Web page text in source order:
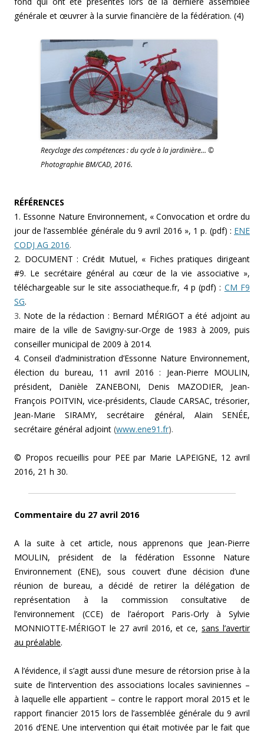
générale et œuvrer à la survie financière de la fédération. (4)
Recyclage des compétences : du cycle à la jardinière… ©
Photographie BM/CAD, 2016.
RÉFÉRENCES
1. Essonne Nature Environnement, « Convocation et ordre du
jour de l’assemblée générale du 9 avril 2016 », 1 p. (pdf) : ENE
CODJ AG 2016.
2. DOCUMENT : Crédit Mutuel, « Fiches pratiques dirigeant
#9. Le secrétaire général au cœur de la vie associative »,
téléchargeable sur le site associatheque.fr, 4 p (pdf) : CM F9
SG.
3. Note de la rédaction : Bernard MÉRIGOT a été adjoint au
maire de la ville de Savigny-sur-Orge de 1983 à 2009, puis
conseiller municipal de 2009 à 2014.
4. Conseil d’administration d’Essonne Nature Environnement,
élection du bureau, 11 avril 2016 : Jean-Pierre MOULIN,
président, Danièle ZANEBONI, Denis MAZODIER, Jean-
François POITVIN, vice-présidents, Claude CARSAC, trésorier,
Jean-Marie SIRAMY, secrétaire général, Alain SENÉE,
secrétaire général adjoint (www.ene91.fr).
© Propos recueillis pour PEE par Marie LAPEIGNE, 12 avril
2016, 21 h 30.
Commentaire du 27 avril 2016
A la suite à cet article, nous apprenons que Jean-Pierre
MOULIN, président de la fédération Essonne Nature
Environnement (ENE), sous couvert d’une décision d’une
réunion de bureau, a décidé de retirer la délégation de
représentation à la commission consultative de
l’environnement (CCE) de l’aéroport Paris-Orly à Sylvie
MONNIOTTE-MÉRIGOT le 27 avril 2016, et ce,sans l’avertir
au préalable.
A l’évidence, il s’agit aussi d’une mesure de rétorsion prise à la
suite de l’intervention des associations locales saviniennes –
à laquelle elle appartient – contre le rapport moral 2015 et le
rapport financier 2015 lors de l’assemblée générale du 9 avril
2016 d’ENE. Une intervention qui était motivée par le fait que